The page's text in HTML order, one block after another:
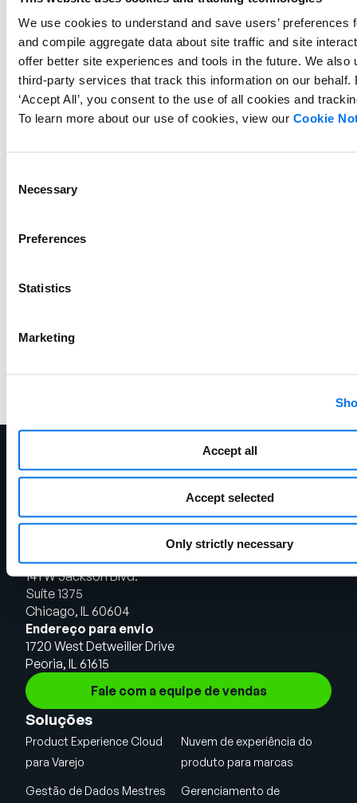
We use cookies to understand and save users’ preferences
and compile aggregate data about site traffic and site
offer better site experiences and tools in the future. We also
third-party services that track this information on our behalf.
‘Accept All’, you consent to the use of all cookies and
To learn more about our use of cookies, view our Cookie
Selection
Necessary
Preferences
Statistics
Marketing
Accept all
Accept selected
Only strictly necessary
Watch the Syndigo
BigCommerce Connector video:
Sede em Chicago
141 W Jackson Blvd.
Suíte 1375
Chicago, IL 60604
Endereço para envio
1720 West Detweiller Drive
Peoria, IL 61615
Fale com a equipe de vendas
Soluções
Product Experience Cloud
para Varejo
Nuvem de experiência do
produto para marcas
Gestão de Dados Mestres
Gerenciamento de